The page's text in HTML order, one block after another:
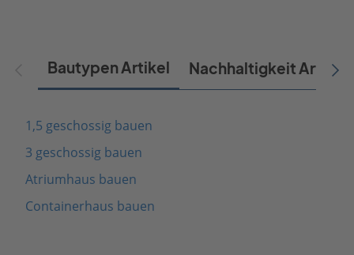
Bautypen Artikel Nachhaltigkeit Artikel
1,5 geschossig bauen
3 geschossig bauen
Atriumhaus bauen
Containerhaus bauen